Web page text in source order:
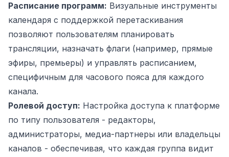
Расписание программ: Визуальные инструменты
календаря с поддержкой перетаскивания
позволяют пользователям планировать
трансляции, назначать флаги (например, прямые
эфиры, премьеры) и управлять расписанием,
специфичным для часового пояса для каждого
канала.
Ролевой доступ: Настройка доступа к платформе
по типу пользователя - редакторы,
администраторы, медиа-партнеры или владельцы
каналов - обеспечивая, что каждая группа видит